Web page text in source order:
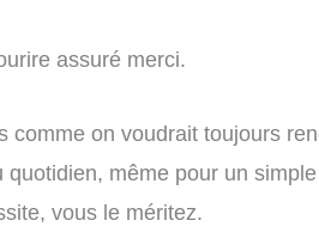
assuré merci.
comme on voudrait toujours
quotidien, même pour un
vous le méritez.